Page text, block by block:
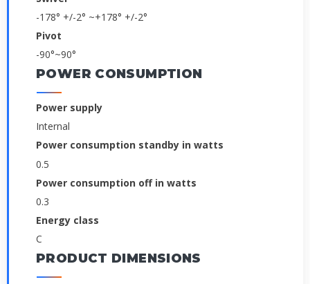
-178° +/-2° ~+178° +/-2°
Pivot
-90°~90°
POWER CONSUMPTION
Power supply
Internal
Power consumption standby in watts
0.5
Power consumption off in watts
0.3
Energy class
C
PRODUCT DIMENSIONS